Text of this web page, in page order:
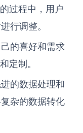
过程中，用户
行调整。
的喜好和需求
定制。
的数据处理和
杂的数据转化